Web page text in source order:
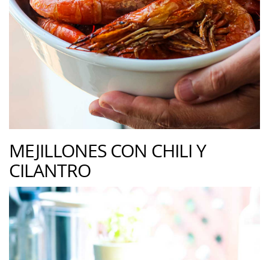
MEJILLONES CON CHILI Y
CILANTRO